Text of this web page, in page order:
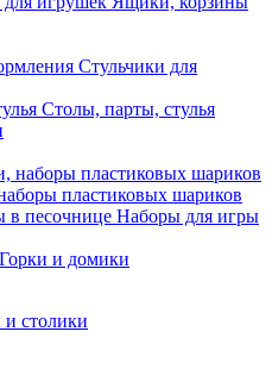
Стульчики для
Столы, парты, стулья
пластиковых шариков
Наборы для игры
Горки и домики
столики